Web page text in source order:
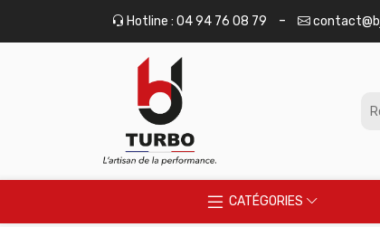
Hotline : 04 94 76 08 79 -
CATÉGORIES
Panneau de gestion des cookies